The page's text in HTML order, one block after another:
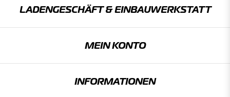
LADENGESCHÄFT & EINBAU­WERKSTATT
MEIN KONTO
INFORMATIONEN